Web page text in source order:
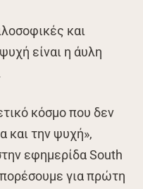
και
είναι η άυλη
κόσμο που δεν
και την ψυχή»,
εφημερίδα South
για πρώτη